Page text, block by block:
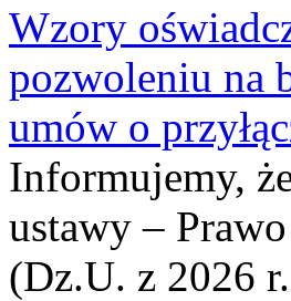
Wzory
pozwoleniu na
umów o
Informujemy,
ustawy –
(Dz.U. z 2026